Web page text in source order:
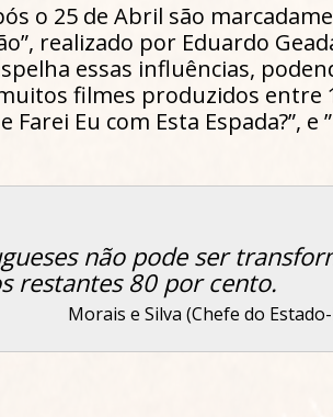
o 25 de Abril são
realizado por Eduardo
essas influências,
filmes produzidos entre
Eu com Esta Espada?”, e
não pode ser
restantes 80 por cento.
Morais e Silva (Chefe do